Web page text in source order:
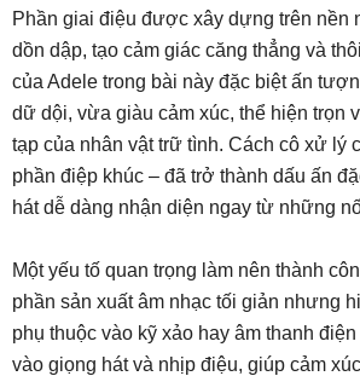
Phần giai điệu được xây dựng trên nền
dồn dập, tạo cảm giác căng thẳng và
của Adele trong bài này đặc biệt ấn
dữ dội, vừa giàu cảm xúc, thể hiện trọn
tạp của nhân vật trữ tình. Cách cô xử lý
phần điệp khúc – đã trở thành dấu ấn
hát dễ dàng nhận diện ngay từ những
Một yếu tố quan trọng làm nên thành
phần sản xuất âm nhạc tối giản nhưng
phụ thuộc vào kỹ xảo hay âm thanh
vào giọng hát và nhịp điệu, giúp cảm